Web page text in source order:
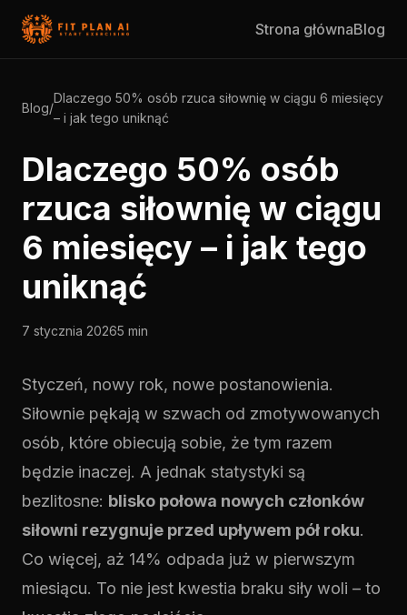
Strona głównaBlog
Blog/
Dlaczego 50% osób rzuca siłownię w ciągu 6 miesięcy
– i jak tego uniknąć
Dlaczego 50% osób
rzuca siłownię w ciągu
6 miesięcy – i jak tego
uniknąć
7 stycznia 20265 min
Styczeń, nowy rok, nowe postanowienia.
Siłownie pękają w szwach od zmotywowanych
osób, które obiecują sobie, że tym razem
będzie inaczej. A jednak statystyki są
bezlitosne: blisko połowa nowych członków
siłowni rezygnuje przed upływem pół roku.
Co więcej, aż 14% odpada już w pierwszym
miesiącu. To nie jest kwestia braku siły woli – to